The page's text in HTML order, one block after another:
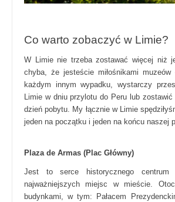
Co warto zobaczyć w Limie?
W Limie nie trzeba zostawać więcej niż
chyba, że jesteście miłośnikami
każdym innym wypadku, wystarczy
Limie w dniu przylotu do Peru lub
dzień pobytu. My łącznie w Limie
jeden na początku i jeden na końcu naszej
Plaza de Armas (Plac Główny)
Jest to serce historycznego
najważniejszych miejsc w mieście.
budynkami, w tym: Pałacem